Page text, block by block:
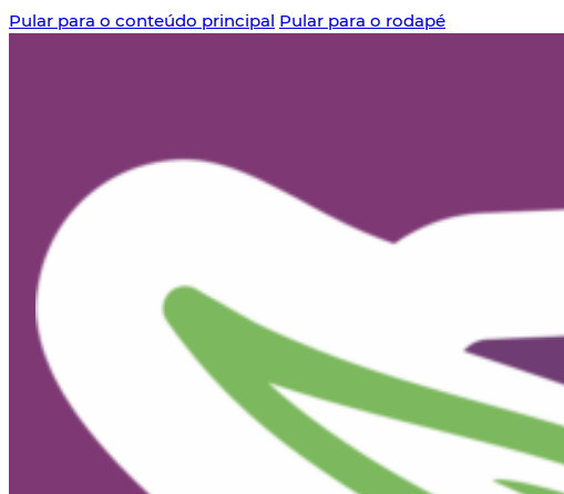
Pular para o conteúdo principal Pular para o rodapé